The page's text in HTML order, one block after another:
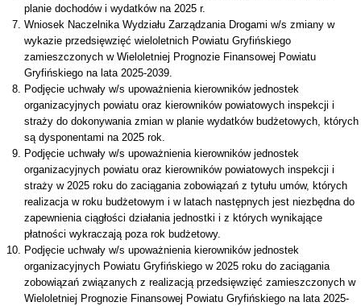
planie dochodów i wydatków na 2025 r.
Wniosek Naczelnika Wydziału Zarządzania Drogami w/s zmiany w
wykazie przedsięwzięć wieloletnich Powiatu Gryfińskiego
zamieszczonych w Wieloletniej Prognozie Finansowej Powiatu
Gryfińskiego na lata 2025-2039.
Podjęcie uchwały w/s upoważnienia kierowników jednostek
organizacyjnych powiatu oraz kierowników powiatowych inspekcji i
straży do dokonywania zmian w planie wydatków budżetowych, których
są dysponentami na 2025 rok.
Podjęcie uchwały w/s upoważnienia kierowników jednostek
organizacyjnych powiatu oraz kierowników powiatowych inspekcji i
straży w 2025 roku do zaciągania zobowiązań z tytułu umów, których
realizacja w roku budżetowym i w latach następnych jest niezbędna do
zapewnienia ciągłości działania jednostki i z których wynikające
płatności wykraczają poza rok budżetowy.
Podjęcie uchwały w/s upoważnienia kierowników jednostek
organizacyjnych Powiatu Gryfińskiego w 2025 roku do zaciągania
zobowiązań związanych z realizacją przedsięwzięć zamieszczonych w
Wieloletniej Prognozie Finansowej Powiatu Gryfińskiego na lata 2025-